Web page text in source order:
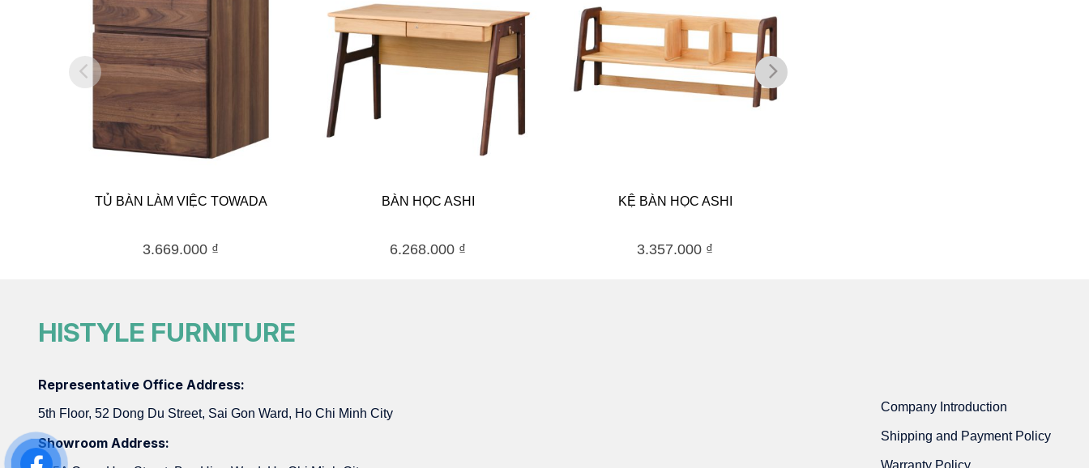
TỦ BÀN LÀM VIỆC TOWADA
3.669.000 ₫
BÀN HỌC ASHI
6.268.000 ₫
KỆ BÀN HỌC ASHI
3.357.000 ₫
HISTYLE FURNITURE
Representative Office Address:
5th Floor, 52 Dong Du Street, Sai Gon Ward, Ho Chi Minh City
Showroom Address:
Company Introduction
Shipping and Payment Policy
Warranty Policy